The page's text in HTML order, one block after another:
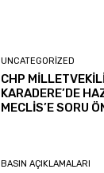
UNCATEGORIZED
CHP
KARADERE’DE
MECLİS’E SORU
BASIN AÇIKLAMALARI